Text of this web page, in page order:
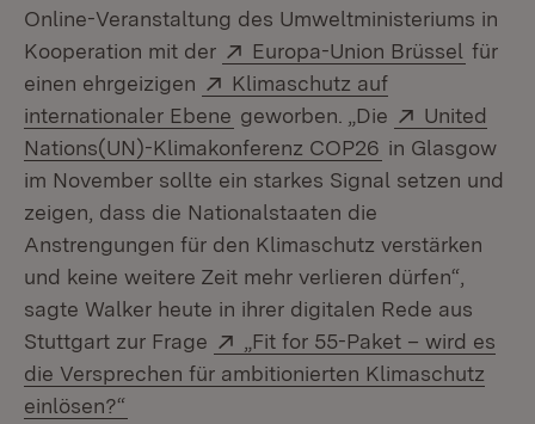
Online-Veranstaltung des Umweltministeriums in
Kooperation mit der
Extern:
Europa-Union Brüssel für
einen ehrgeizigen
Extern:
Klimaschutz auf
internationaler Ebene (Öffnet in neuem Fenster)
geworben. „Die Extern:
United
Nations(UN)-Klimakonferenz COP26 (Öffnet in
in Glasgow
im November sollte ein starkes Signal setzen und
zeigen, dass die Nationalstaaten die
Anstrengungen für den Klimaschutz verstärken
und keine weitere Zeit mehr verlieren dürfen“,
sagte Walker heute in ihrer digitalen Rede aus
Stuttgart zur Frage
Extern:
„Fit for 55-Paket – wird es
die Versprechen für ambitionierten Klimaschutz
einlösen?“